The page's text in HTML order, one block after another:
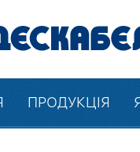
ПРОДУКЦІЯ